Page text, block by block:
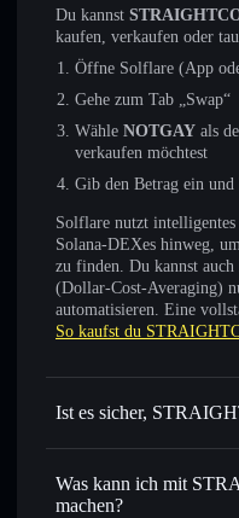
Du kannst
kaufen, verkaufen oder
Öffne Solflare (App
Gehe zum Tab „Swap“
Wähle NOTGAY als
verkaufen möchtest
Gib den Betrag ein und
Solflare nutzt
Solana-DEXes hinweg,
zu finden. Du kannst auch
(Dollar-Cost-Averaging)
automatisieren. Eine
So kaufst du
Ist es sicher,
STRAIGHTCOIN
Was kann ich mit
machen?